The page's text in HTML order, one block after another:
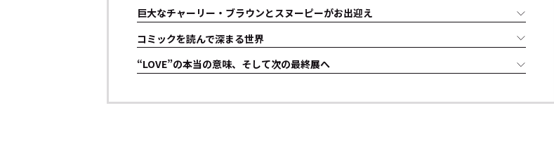
巨大なチャーリー・ブラウンとスヌーピーがお出迎え
コミックを読んで深まる世界
“LOVE”の本当の意味、そして次の最終展へ